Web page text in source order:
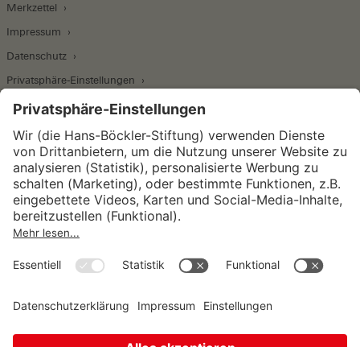
Merkzettel
Impressum
Datenschutz
Privatsphäre-Einstellungen
Wirtschafts- und Sozialwissenschaftliches Institut
Institut für Makroökonomie und
Konjunkturforschung
Unternehmensführung